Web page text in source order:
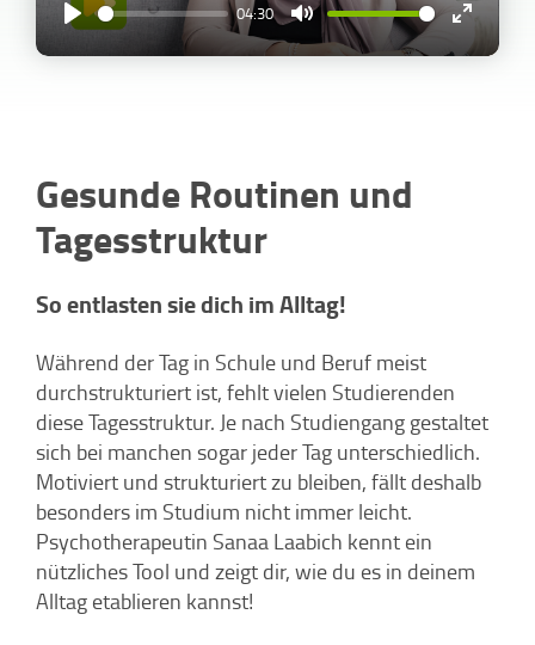
Play
04:30
Mute
fullscreen
Gesunde Routinen und
Tagesstruktur
So entlasten sie dich im Alltag!
Während der Tag in Schule und Beruf meist
durchstrukturiert ist, fehlt vielen Studierenden
diese Tagesstruktur. Je nach Studiengang gestaltet
sich bei manchen sogar jeder Tag unterschiedlich.
Motiviert und strukturiert zu bleiben, fällt deshalb
besonders im Studium nicht immer leicht.
Psychotherapeutin Sanaa Laabich kennt ein
nützliches Tool und zeigt dir, wie du es in deinem
Alltag etablieren kannst!